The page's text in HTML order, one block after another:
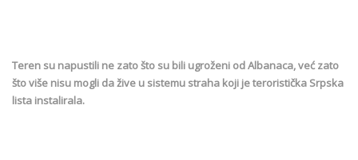
Teren su napustili ne zato što su bili ugroženi od Albanaca, već zato
što više nisu mogli da žive u sistemu straha koji je teroristička Srpska
lista instalirala.